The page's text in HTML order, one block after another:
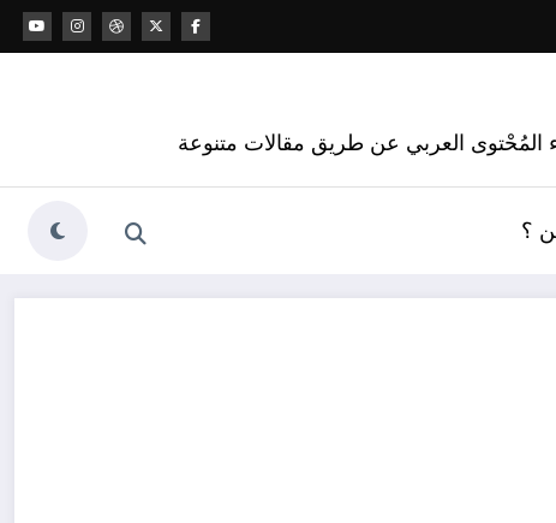
المُحْتوى العربي عن طريق مقالات متنوعة
؟